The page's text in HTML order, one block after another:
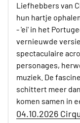
Liefhebbers van
hun hartje
- 'ei' in het
vernieuwde
spectaculaire
personages,
muziek. De
schittert meer
komen samen in
04.10.2026